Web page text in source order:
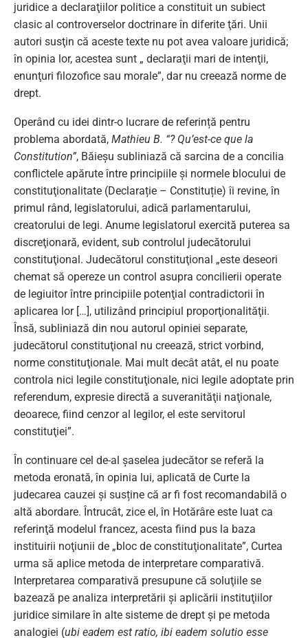
juridice a declaraţiilor politice a constituit un subiect
clasic al controverselor doctrinare în diferite ţări. Unii
autori susţin că aceste texte nu pot avea valoare juridică;
în opinia lor, acestea sunt „ declaraţii mari de intenţii,
enunţuri filozofice sau morale”, dar nu creează norme de
drept.
Operând cu idei dintr-o lucrare de referință pentru
problema abordată, Mathieu B. “? Qu’est-ce que la
Constitution”, Băieșu subliniază că sarcina de a concilia
conflictele apărute între principiile şi normele blocului de
constituţionalitate (Declarație – Constituție) îi revine, în
primul rând, legislatorului, adică parlamentarului,
creatorului de legi. Anume legislatorul exercită puterea sa
discreţionară, evident, sub controlul judecătorului
constituţional. Judecătorul constituţional „este deseori
chemat să opereze un control asupra concilierii operate
de legiuitor între principiile potenţial contradictorii în
aplicarea lor […], utilizând principiul proporţionalităţii.
Însă, subliniază din nou autorul opiniei separate,
judecătorul constituţional nu creează, strict vorbind,
norme constituţionale. Mai mult decât atât, el nu poate
controla nici legile constituţionale, nici legile adoptate prin
referendum, expresie directă a suveranităţii naţionale,
deoarece, fiind cenzor al legilor, el este servitorul
constituţiei”.
În continuare cel de-al șaselea judecător se referă la
metoda eronată, în opinia lui, aplicată de Curte la
judecarea cauzei și susține că ar fi fost recomandabilă o
altă abordare. Întrucât, zice el, în Hotărâre este luat ca
referinţă modelul francez, acesta fiind pus la baza
instituirii noţiunii de „bloc de constituţionalitate”, Curtea
urma să aplice metoda de interpretare comparativă.
Interpretarea comparativă presupune că soluţiile se
bazează pe analiza interpretării şi aplicării instituţiilor
juridice similare în alte sisteme de drept şi pe metoda
analogiei (ubi eadem est ratio, ibi eadem solutio esse